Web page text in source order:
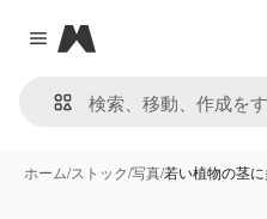
Close menu
Magnific
ホーム/ストック/写真/若い植物の茎